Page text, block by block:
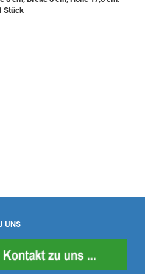
Stück
UNS